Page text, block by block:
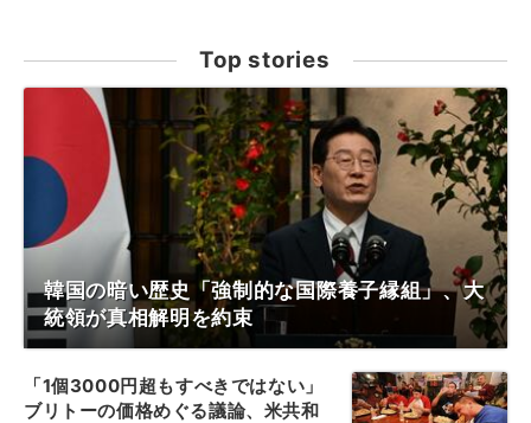
Top stories
韓国の暗い歴史「強制的な国際養子縁組」、大
統領が真相解明を約束
「1個3000円超もすべきではない」
ブリトーの価格めぐる議論、米共和